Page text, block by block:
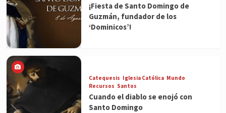
¡Fiesta de Santo Domingo de
Guzmán, fundador de los
‘Dominicos’!
Catequesis Iglesia Católica Mundo
Recursos Santos
Cuando el diablo se enojó con
Santo Domingo